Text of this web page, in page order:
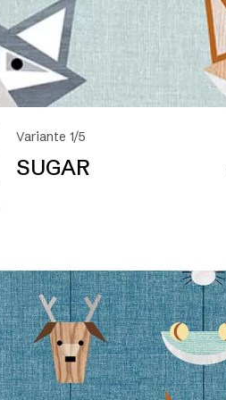
Variante 1/5
SUGAR